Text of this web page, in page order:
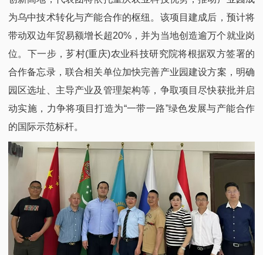
为乌中技术转化与产能合作的枢纽。该项目建成后，预计将
带动双边年贸易额增长超20%，并为当地创造逾万个就业岗
位。下一步，芗村(重庆)农业科技研究院将根据双方签署的
合作备忘录，联合相关单位加快完善产业园建设方案，明确
园区选址、主导产业及管理架构等，争取项目尽快获批并启
动实施，力争将项目打造为“一带一路”绿色发展与产能合作
的国际示范标杆。